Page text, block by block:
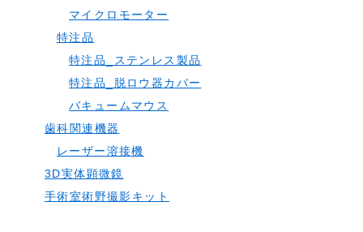
マイクロモーター
特注品
特注品_ステンレス製品
特注品_脱ロウ器カバー
バキュームマウス
歯科関連機器
レーザー溶接機
3D実体顕微鏡
手術室術野撮影キット